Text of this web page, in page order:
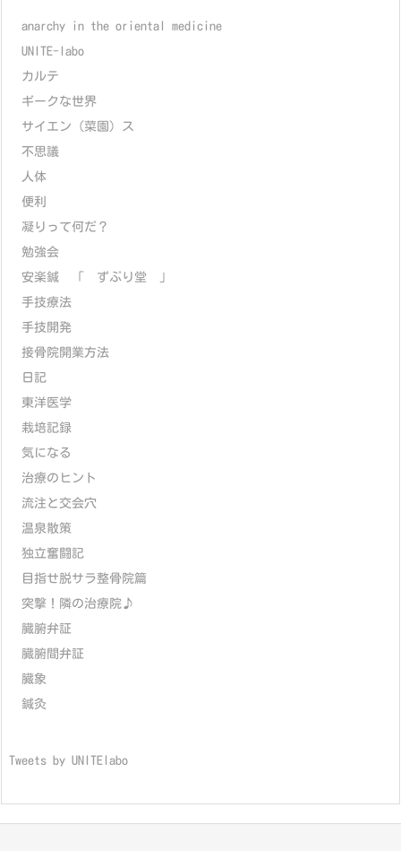
anarchy in the oriental medicine
UNITE-labo
カルテ
ギークな世界
サイエン（菜園）ス
不思議
人体
便利
凝りって何だ？
勉強会
安楽鍼 「 ずぶり堂 」
手技療法
手技開発
接骨院開業方法
日記
東洋医学
栽培記録
気になる
治療のヒント
流注と交会穴
温泉散策
独立奮闘記
目指せ脱サラ整骨院篇
突撃！隣の治療院♪
臓腑弁証
臓腑間弁証
臓象
鍼灸
Tweets by UNITElabo